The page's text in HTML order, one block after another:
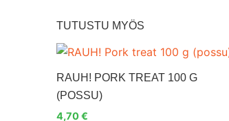
TUTUSTU MYÖS
RAUH! PORK TREAT 100 G
(POSSU)
4,70€